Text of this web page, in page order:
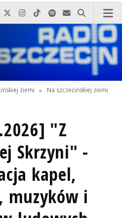
po prostu do nas zadzwoń
Odwiedź nas na Facebook-u
Odwiedź nas na X
Odwiedź nas na Instagram-ie
Odwiedź nas na TikTok-u
Szukaj nas na Spotify
Wyślij do nas
Szukaj
ziemi » Na szczecińskiej ziemi
"Z
Skrzyni" -
kapel,
muzyków i